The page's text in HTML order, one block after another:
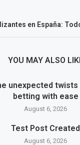
en España:
YOU MAY ALSO
unexpected
betting with ease
August 6, 2026
Test Post Created
August 6, 2026